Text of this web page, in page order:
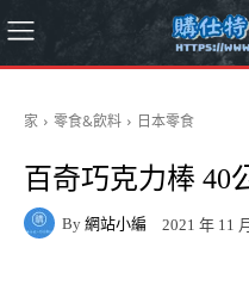
家 零食&飲料 日本零食
百奇巧克力棒 40
By 網站小編 2021 年 11